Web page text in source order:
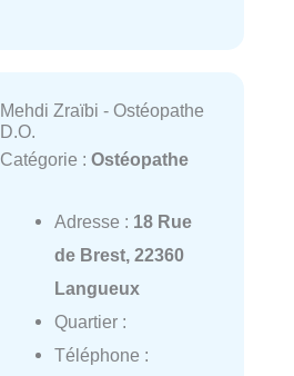
Mehdi Zraïbi - Ostéopathe
D.O.
Catégorie : Ostéopathe
Adresse : 18 Rue
de Brest, 22360
Langueux
Quartier :
Téléphone :